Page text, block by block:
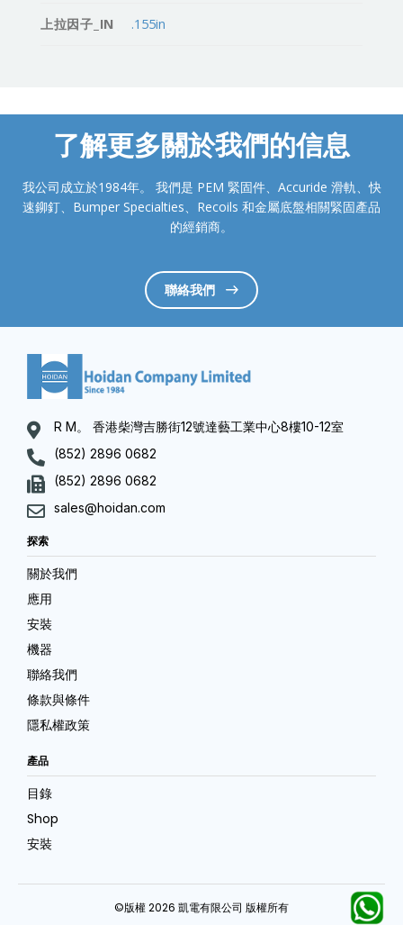
上拉因子_IN .155in
了解更多關於我們的信息
我公司成立於1984年。 我們是 PEM 緊固件、Accuride 滑軌、快
速鉚釘、Bumper Specialties、Recoils 和金屬底盤相關緊固產品
的經銷商。
聯絡我們
R M。 香港柴灣吉勝街12號達藝工業中心8樓10-12室
(852) 2896 0682
(852) 2896 0682
sales@hoidan.com
探索
關於我們
應用
安裝
機器
聯絡我們
條款與條件
隱私權政策
產品
目錄
Shop
安裝
©版權 2026 凱電有限公司 版權所有